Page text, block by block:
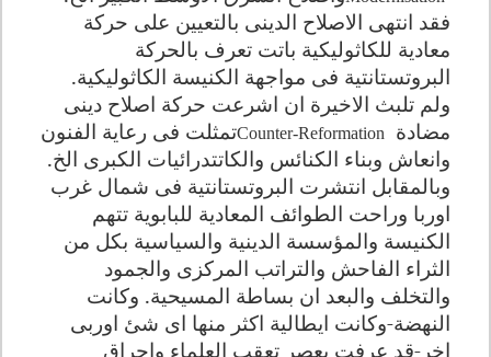
فقد انتهى الاصلاح الدينى بالتعيين على حركة
معادية للكاثوليكية باتت تعرف بالحركة
البروتستانتية فى مواجهة الكنيسة الكاثوليكية.
ولم تلبث الاخيرة ان اشرعت حركة اصلاح دينى
مضادة
Counter-Reformationتمثلت فى رعاية الفنون
وانعاش وبناء الكنائس والكاتتدرائيات الكبرى الخ.
وبالمقابل انتشرت البروتستانتية فى شمال غرب
اوربا وراحت الطوائف المعادية للبابوية تتهم
الكنيسة والمؤسسة الدينية والسياسية بكل من
الثراء الفاحش والتراتب المركزى والجمود
والتخلف والبعد ان بساطة المسيحية. وكانت
النهضة-وكانت ايطالية اكثر منها اى شئ اوربى
اخر-قد عرفت بعصر تعقب العلماء واحراق